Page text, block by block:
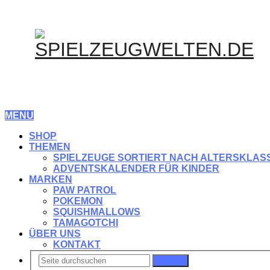
MENU
SHOP
THEMEN
SPIELZEUGE SORTIERT NACH
ADVENTSKALENDER FÜR KINDER
MARKEN
PAW PATROL
POKEMON
SQUISHMALLOWS
TAMAGOTCHI
ÜBER UNS
KONTAKT